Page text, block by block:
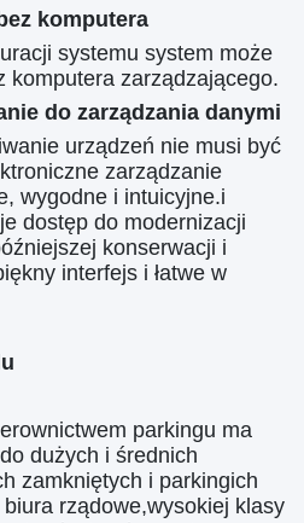
komputera
systemu system może
komputera zarządzającego.
do zarządzania danymi
urządzeń nie musi być
zarządzanie
wygodne i intuicyjne.i
dostęp do modernizacji
konserwacji i
interfejs i łatwe w
parkingu ma
dużych i średnich
zamkniętych i parkingich
rządowe,wysokiej klasy